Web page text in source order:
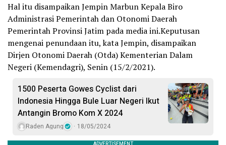
Hal itu disampaikan Jempin Marbun Kepala Biro
Administrasi Pemerintah dan Otonomi Daerah
Pemerintah Provinsi Jatim pada media ini.Keputusan
mengenai penundaan itu, kata Jempin, disampaikan
Dirjen Otonomi Daerah (Otda) Kementerian Dalam
Negeri (Kemendagri), Senin (15/2/2021).
1500 Peserta Gowes Cyclist dari
Indonesia Hingga Bule Luar Negeri Ikut
Antangin Bromo Kom X 2024
Raden Agung 18/05/2024